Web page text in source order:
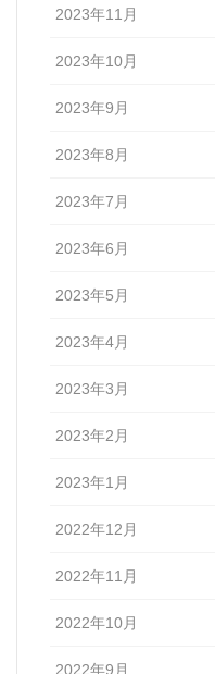
2023年11月
2023年10月
2023年9月
2023年8月
2023年7月
2023年6月
2023年5月
2023年4月
2023年3月
2023年2月
2023年1月
2022年12月
2022年11月
2022年10月
2022年9月